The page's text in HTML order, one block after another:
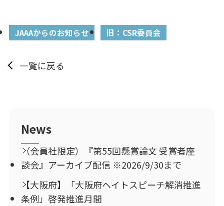
JAAAからのお知らせ 旧：CSR委員会
一覧に戻る
News
（会員社限定）『第55回懸賞論文 受賞者座
談会』アーカイブ配信 ※2026/9/30まで
【大阪府】「大阪府ヘイトスピーチ解消推進
条例」啓発推進月間